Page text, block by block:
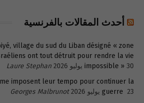
أحدث المقالات بالفرنسية
village du sud du Liban désigné « zone
ont tout détruit pour rendre la vie
impossible » 30 يوليو 2026
Laure Stephan
imposent leur tempo pour continuer la
guerre 23 يوليو 2026
Georges Malbrunot